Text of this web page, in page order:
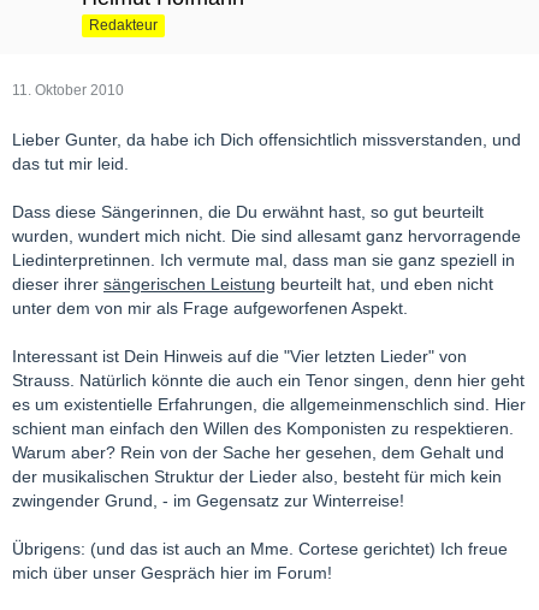
Redakteur
11. Oktober 2010
Lieber Gunter, da habe ich Dich offensichtlich missverstanden, und
das tut mir leid.
Dass diese Sängerinnen, die Du erwähnt hast, so gut beurteilt
wurden, wundert mich nicht. Die sind allesamt ganz hervorragende
Liedinterpretinnen. Ich vermute mal, dass man sie ganz speziell in
dieser ihrer sängerischen Leistung beurteilt hat, und eben nicht
unter dem von mir als Frage aufgeworfenen Aspekt.
Interessant ist Dein Hinweis auf die "Vier letzten Lieder" von
Strauss. Natürlich könnte die auch ein Tenor singen, denn hier geht
es um existentielle Erfahrungen, die allgemeinmenschlich sind. Hier
schient man einfach den Willen des Komponisten zu respektieren.
Warum aber? Rein von der Sache her gesehen, dem Gehalt und
der musikalischen Struktur der Lieder also, besteht für mich kein
zwingender Grund, - im Gegensatz zur Winterreise!
Übrigens: (und das ist auch an Mme. Cortese gerichtet) Ich freue
mich über unser Gespräch hier im Forum!